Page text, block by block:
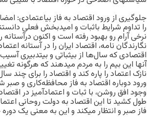
جلوگیری از ورود اقتصاد به فاز بی‏اعتمادی:
را تداوم شرایط باثبات و امیدبخش فعلی
نرخی آرام رو بهبود رفته است و اکنون
نگارندگان نامه، اقتصاد ایران را در آستانه
اقتصادی که سال‌ها از بی‏ثباتی و بی‏تدبیری
آنها این بیم را به مردم می‏دهند که هرگونه
نازک اعتماد را پاره کند و اقتصاد را برای چند
ورود دوباره اقتصاد به فاز محافظه‌کاری و
وجود افق روشن، با ثبات و اعتمادآمیز در
طول کشید تا این اقتصاد به دولت روحانی
فاز صبر و انتظار می‏کند و این به معنی یک